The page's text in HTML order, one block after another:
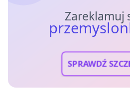
Zareklamuj
SPRAWDŹ